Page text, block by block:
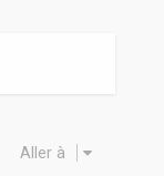
Aller à